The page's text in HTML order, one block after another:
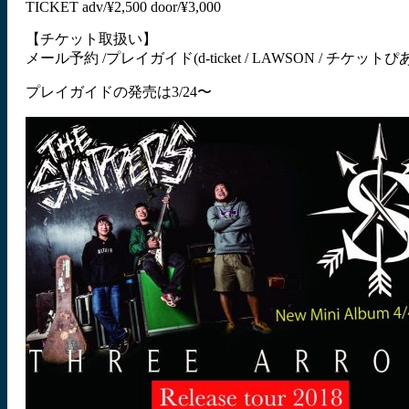
TICKET adv/¥2,500 door/¥3,000
【チケット取扱い】
メール予約 /プレイガイド(d-ticket / LAWSON / チケットぴ
プレイガイドの発売は3/24〜